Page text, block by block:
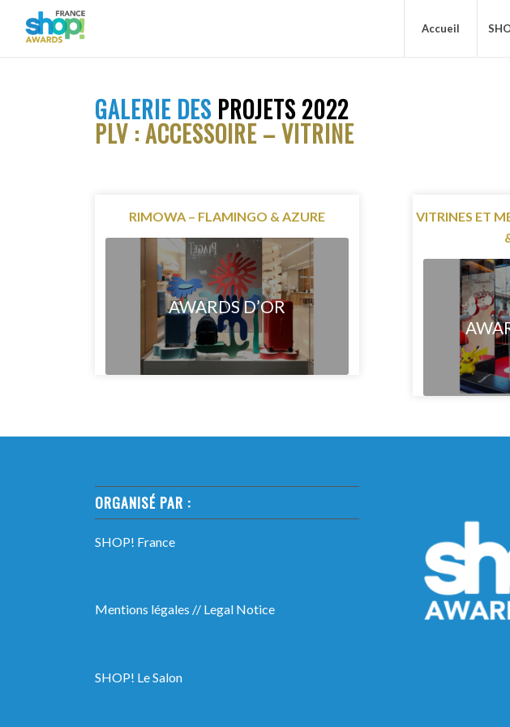
Accueil
GALERIE DES PROJETS 2022
PLV : ACCESSOIRE – VITRINE
RIMOWA – FLAMINGO & AZURE
AWARDS D’OR
VITRINES ET
ORGANISÉ PAR :
SHOP! France
Mentions légales // Legal Notice
SHOP! Le Salon